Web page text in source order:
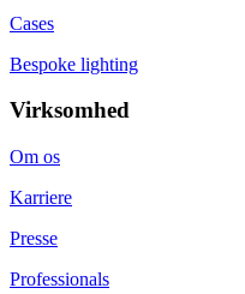
Cases
Bespoke lighting
Virksomhed
Om os
Karriere
Presse
Professionals